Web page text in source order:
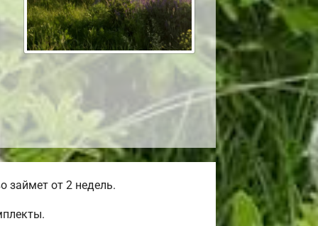
займет от 2 недель.